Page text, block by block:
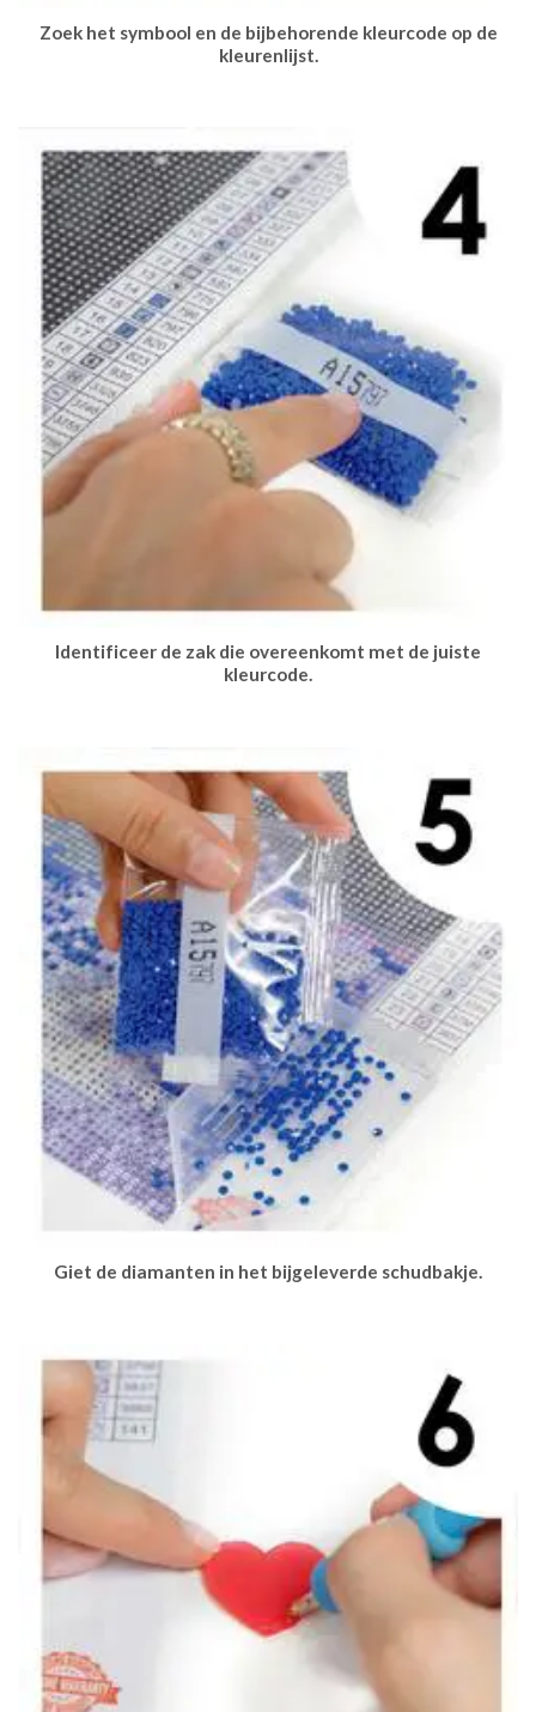
Zoek het symbool en de bijbehorende kleurcode op de
kleurenlijst.
Identificeer de zak die overeenkomt met de juiste
kleurcode.
Giet de diamanten in het bijgeleverde schudbakje.